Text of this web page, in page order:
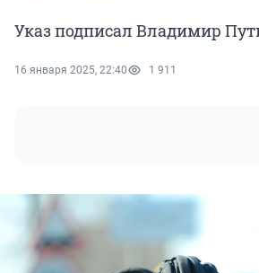
Указ подписал Владимир
16 января 2025, 22:40 1 911